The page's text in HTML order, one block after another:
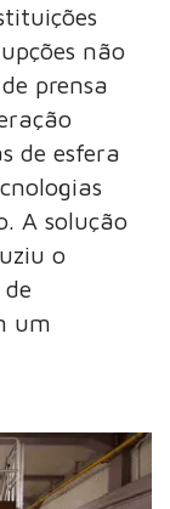
não
prensa
de esfera
A solução
o
um